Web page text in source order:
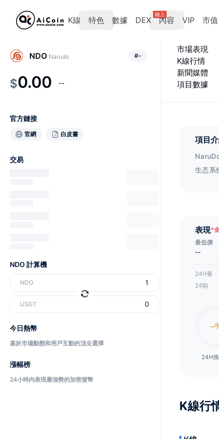
K線 特色 數據 DEX
鏈上
內容 VIP 市值
市場表現
K線行情
新聞媒體
項目數據
項目
生态系
表現*
最低價
--
24H量
24額
24H
K線行
NDO Narudo #-
$0.00 --
官方鏈接
官網 白皮書
交易
NDO 計算機
NDO
USDT
今日熱幣
基於市場動態和用戶互動的頂尖選擇
漲幅榜
24小時內表現最強勢的加密貨幣